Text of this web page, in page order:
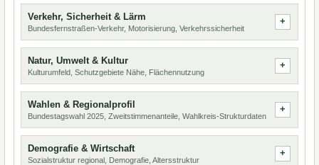
Verkehr, Sicherheit & Lärm
Bundesfernstraßen-Verkehr, Motorisierung, Verkehrssicherheit
Natur, Umwelt & Kultur
Kulturumfeld, Schutzgebiete Nähe, Flächennutzung
Wahlen & Regionalprofil
Bundestagswahl 2025, Zweitstimmenanteile, Wahlkreis-Strukturdaten
Demografie & Wirtschaft
Sozialstruktur regional, Demografie, Altersstruktur